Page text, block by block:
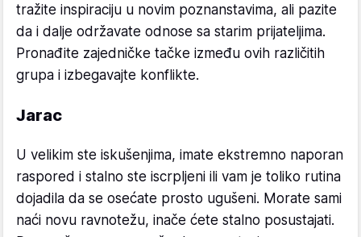
tražite inspiraciju u novim poznanstavima, ali pazite
da i dalje održavate odnose sa starim prijateljima.
Pronađite zajedničke tačke između ovih različitih
grupa i izbegavajte konflikte.
Jarac
U velikim ste iskušenjima, imate ekstremno naporan
raspored i stalno ste iscrpljeni ili vam je toliko rutina
dojadila da se osećate prosto ugušeni. Morate sami
naći novu ravnotežu, inače ćete stalno posustajati.